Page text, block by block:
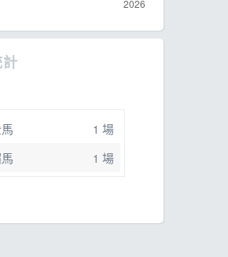
1 場
1 場